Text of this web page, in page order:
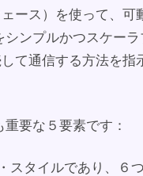
ース）を使って、可
シンプルかつスケー
て通信する方法を指
要な５要素です：
スタイルであり、６